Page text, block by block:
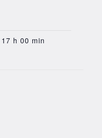
h 00 min